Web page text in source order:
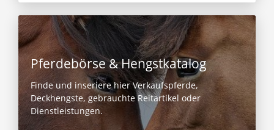
Pferdebörse & Hengstkatalog
Finde und inseriere hier Verkaufspferde,
Deckhengste, gebrauchte Reitartikel oder
Dienstleistungen.